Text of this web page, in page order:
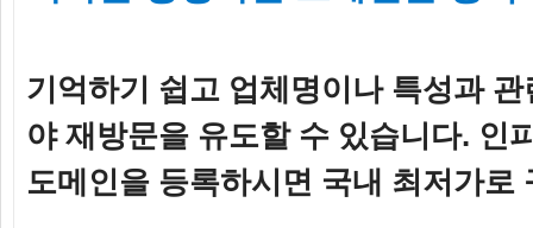
기억하기 쉽고 업체명이나 특성과
야 재방문을 유도할 수 있습니다. 인
도메인을 등록하시면 국내 최저가로